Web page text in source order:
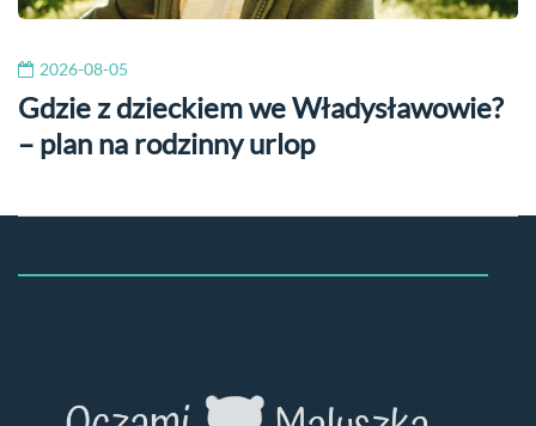
2026-08-05
Gdzie z dzieckiem we Władysławowie?
– plan na rodzinny urlop